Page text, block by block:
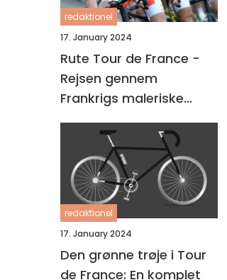
redaktionel
17. January 2024
Rute Tour de France -
Rejsen gennem
Frankrigs maleriske
landskaber
redaktionel
17. January 2024
Den grønne trøje i Tour
de France: En komplet